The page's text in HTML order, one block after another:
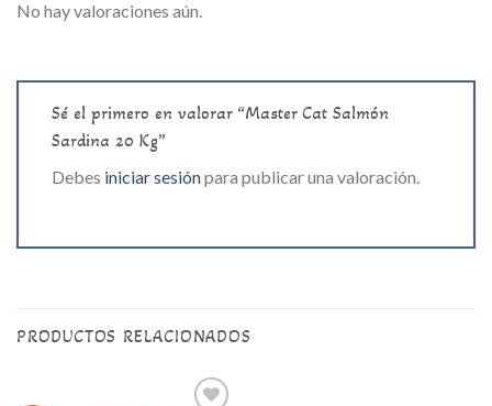
No hay valoraciones aún.
Sé el primero en valorar “Master Cat Salmón
Sardina 20 Kg”
Debes iniciar sesiónpara publicar una valoración.
PRODUCTOS RELACIONADOS